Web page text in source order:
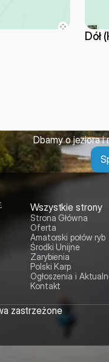
Dół
Dbamy o jeziora i
Wszystkie strony
Strona Główna
Oferta
Amatorski połów ryb
Środki Unijne
Zarybienia
Polski Karp
Ogłoszenia i
Kontakt
zastrzeżone